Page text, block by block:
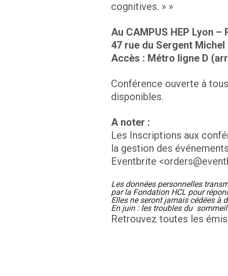
cognitives. » »
Au CAMPUS HEP Lyon –
47 rue du Sergent
Accès : Métro ligne D
Conférence ouverte à
disponibles.
A noter :
Les Inscriptions aux
la gestion des
Eventbrite
Les données personnelles
par la Fondation HCL pour
Elles ne seront jamais cédées à
En juin : les troubles du  sommeil
Retrouvez toutes les